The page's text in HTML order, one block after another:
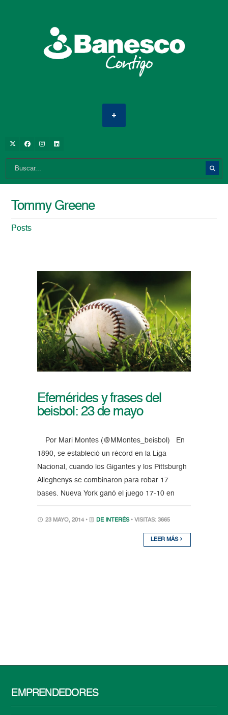
Tommy Greene
Posts
Efemérides y frases del
beisbol: 23 de mayo
Por Mari Montes (@MMontes_beisbol) En
1890, se estableció un récord en la Liga
Nacional, cuando los Gigantes y los Pittsburgh
Alleghenys se combinaron para robar 17
bases. Nueva York ganó el juego 17-10 en
23 MAYO, 2014 • DE INTERÉS • VISITAS: 3665
LEER MÁS
EMPRENDEDORES